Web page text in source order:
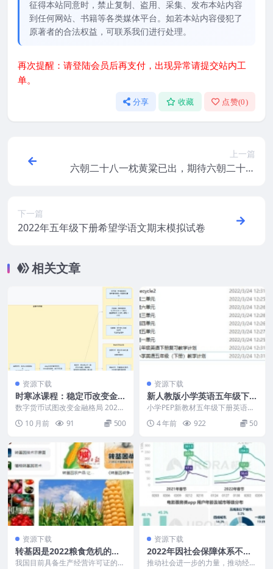
征得本站同意时，禁止复制、盗用、采集、发布本站内容
到任何网站、书籍等各类媒体平台。如若本站内容侵犯了
原著者的合法权益，可联系我们进行处理。
再次提醒：请登陆会员后再支付，出现异常请提交站内工
单。
分享 收藏 点赞(0)
上一篇
六朝二十八一枕黄粱已出，期待六朝二十九
下一篇
2022年五年级下册希望学语文期末模拟试卷
相关文章
资源下载
时寒冰课程：稳定币改变金融
格局之经济趋势分析
数字货币试图改变金融格局 2025
年，在石寒冰微课中介绍到，从加
密货币到央行数...
10 月前 91 500
资源下载
新人教版小学英语五年级下册
教案
小学PEP新教材五年级下册英语教
案，包含教学计划， 内容示意截
图： 包含如下内容...
4 年前 922 50
资源下载
转基因是2022粮食危机的机
会特别是种业受益
我国目前具备生产经营许可证的种
资源下载
2022年因社会保障体系不够
完善从而抑制了群众的消费
推动社会进一步的力量，推动经济